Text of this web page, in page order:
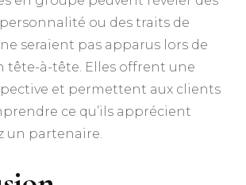
ou des traits de
seraient pas apparus lors de
tête-à-tête. Elles offrent une
et permettent aux clients
ce qu’ils apprécient
un partenaire.